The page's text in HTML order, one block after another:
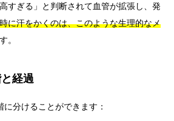
すぎる」と判断されて血管が拡張し、発
に汗をかくのは、このような生理的なメ
。
経過
分けることができます：